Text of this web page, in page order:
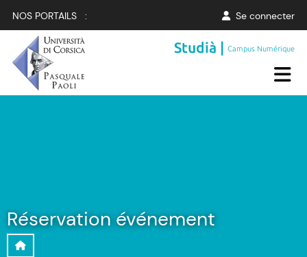
NOS PORTAILS : Se connecter
Studià |Campus Numérique
Réservation événement